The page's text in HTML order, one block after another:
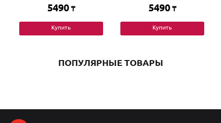
5490 ₸
Купить
5490 ₸
Купить
ПОПУЛЯРНЫЕ ТОВАРЫ